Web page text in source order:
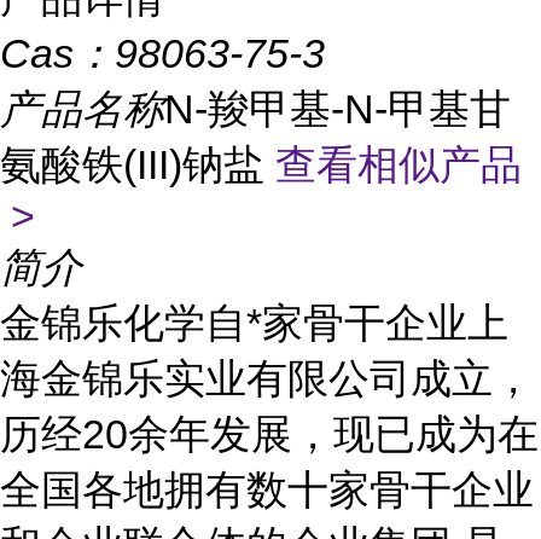
Cas： 98063-75-3
产品名称N-羧甲基-N-甲基甘
氨酸铁(III)钠盐 查看相似产品
>
简介
金锦乐化学自*家骨干企业上
海金锦乐实业有限公司成立，
历经20余年发展，现已成为在
全国各地拥有数十家骨干企业